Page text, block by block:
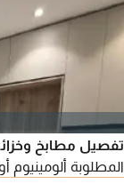
تفصيل مطابخ
المطلوبة